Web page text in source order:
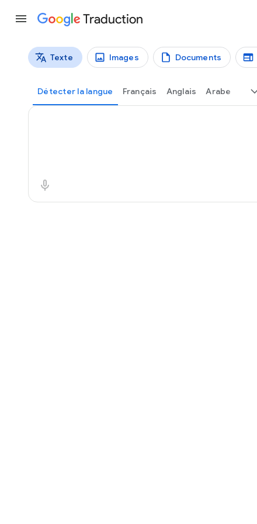
Traduction
Types de traductions
Texte Images Documents
Détecter la langue Français Anglais Arabe
Texte source